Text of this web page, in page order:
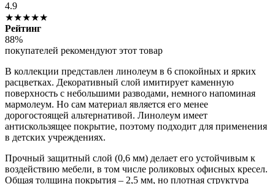
4.9
★★★★★
Рейтинг
88%
покупателей рекомендуют этот товар
В коллекции представлен линолеум в 6 спокойных и ярких
расцветках. Декоративный слой имитирует каменную
поверхность с небольшими разводами, немного напоминая
мармолеум. Но сам материал является его менее
дорогостоящей альтернативой. Линолеум имеет
антискользящее покрытие, поэтому подходит для применения
в детских учреждениях.
Прочный защитный слой (0,6 мм) делает его устойчивым к
воздействию мебели, в том числе роликовых офисных кресел.
Общая толщина покрытия – 2,5 мм, но плотная структура